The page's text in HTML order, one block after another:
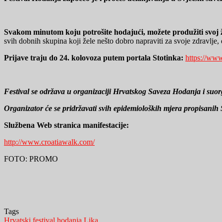
Svakom minutom koju potrošite hodajući, možete produžiti
svih dobnih skupina koji žele nešto dobro napraviti za svoje
Prijave traju do 24. kolovoza putem portala Stotinka: https://
Festival se održava u organizaciji Hrvatskog Saveza Hodanja i
Organizator će se pridržavati svih epidemioloških mjera propisanih
Službena Web stranica manifestacije:
http://www.croatiawalk.com/
FOTO: PROMO
Tags
Hrvatski festival hodanja Lika